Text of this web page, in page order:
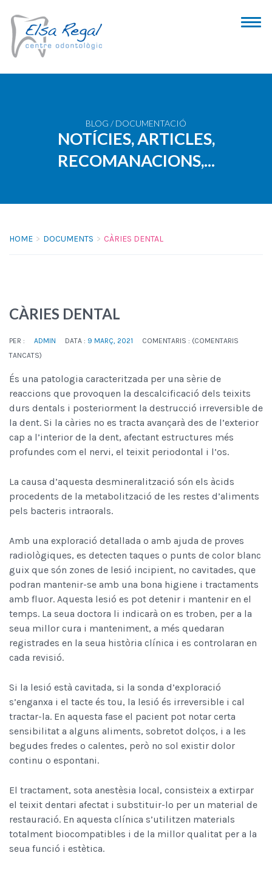
BLOG / DOCUMENTACIÓ
NOTÍCIES, ARTICLES,
RECOMANACIONS,...
HOME DOCUMENTS CÀRIES DENTAL
CÀRIES DENTAL
PER : ADMIN DATA : 9 MARÇ, 2021 COMENTARIS : (COMENTARIS
TANCATS)
És una patologia caracteritzada per una sèrie de
reaccions que provoquen la descalcificació dels teixits
durs dentals i posteriorment la destrucció irreversible de
la dent. Si la càries no es tracta avançarà des de l’exterior
cap a l’interior de la dent, afectant estructures més
profundes com el nervi, el teixit periodontal i l’os.
La causa d’aquesta desmineralització són els àcids
procedents de la metabolització de les restes d’aliments
pels bacteris intraorals.
Amb una exploració detallada o amb ajuda de proves
radiològiques, es detecten taques o punts de color blanc
guix que són zones de lesió incipient, no cavitades, que
podran mantenir-se amb una bona higiene i tractaments
amb fluor. Aquesta lesió es pot detenir i mantenir en el
temps. La seua doctora li indicarà on es troben, per a la
seua millor cura i manteniment, a més quedaran
registrades en la seua història clínica i es controlaran en
cada revisió.
Si la lesió està cavitada, si la sonda d’exploració
s’enganxa i el tacte és tou, la lesió és irreversible i cal
tractar-la. En aquesta fase el pacient pot notar certa
sensibilitat a alguns aliments, sobretot dolços, i a les
begudes fredes o calentes, però no sol existir dolor
continu o espontani.
El tractament, sota anestèsia local, consisteix a extirpar
el teixit dentari afectat i substituir-lo per un material de
restauració. En aquesta clínica s’utilitzen materials
totalment biocompatibles i de la millor qualitat per a la
seua funció i estètica.